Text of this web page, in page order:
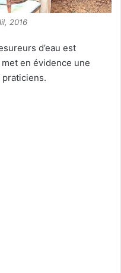
2016
d’eau est
en évidence une